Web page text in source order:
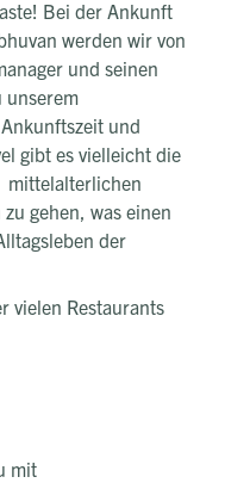
Bei der Ankunft
werden wir von
und seinen
unserem
und
gibt es vielleicht die
mittelalterlichen
gehen, was einen
der
vielen Restaurants
mit